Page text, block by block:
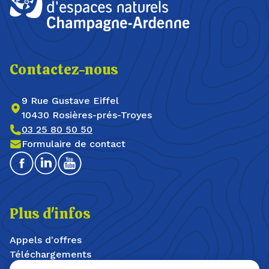
Contactez-nous
9 Rue Gustave Eiffel
10430 Rosières-prés-Troyes
03 25 80 50 50
Formulaire de contact
FacebookLinkedinYoutube
Plus d'infos
Appels d'offres
Téléchargements